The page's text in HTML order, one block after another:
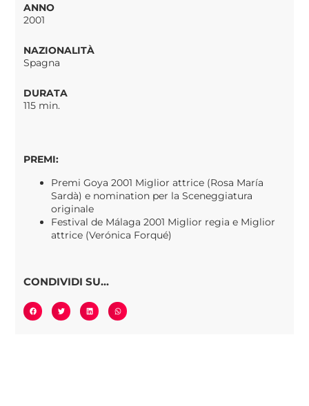
ANNO
2001
NAZIONALITÀ
Spagna
DURATA
115 min.
PREMI:
Premi Goya 2001 Miglior attrice (Rosa María
Sardà) e nomination per la Sceneggiatura
originale
Festival de Málaga 2001 Miglior regia e Miglior
attrice (Verónica Forqué)
CONDIVIDI SU...